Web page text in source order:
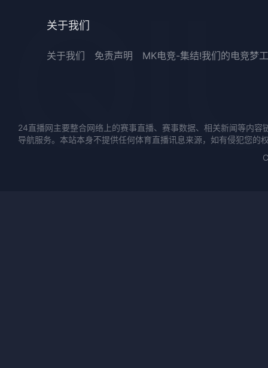
关于我们
关于我们 免责声明 MK电竞-集结!我们的电竞梦
24直播网主要整合网络上的赛事直播、赛事数据、相关新闻等内
导航服务。本站本身不提供任何体育直播讯息来源，如有侵犯您的